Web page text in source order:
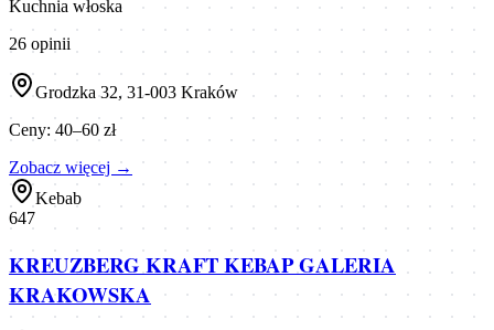
Kuchnia włoska
26 opinii
Grodzka 32, 31-003 Kraków
Ceny: 40–60 zł
Zobacz więcej →
Kebab
647
KREUZBERG KRAFT KEBAP GALERIA
KRAKOWSKA